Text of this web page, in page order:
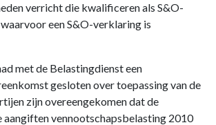
verricht die kwalificeren als S&O-
een S&O-verklaring is
met de Belastingdienst een
gesloten over toepassing van de
zijn overeengekomen dat de
aangiften vennootschapsbelasting 2010